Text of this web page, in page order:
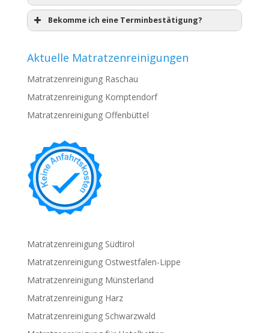
Bekomme ich eine Terminbestätigung?
Aktuelle Matratzenreinigungen
Matratzenreinigung Raschau
Matratzenreinigung Komptendorf
Matratzenreinigung Offenbüttel
Matratzenreinigung Südtirol
Matratzenreinigung Ostwestfalen-Lippe
Matratzenreinigung Münsterland
Matratzenreinigung Harz
Matratzenreinigung Schwarzwald